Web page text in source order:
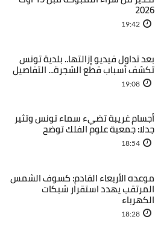
2026
19:42
بعد تداول فيديو إزالتها.. بلدية تونس
تكشف أسباب قطع الشجرة... التفاصيل
19:08
أجسام غريبة تضيء سماء تونس وتثير
جدلا: جمعية علوم الفلك توضح
18:54
موعده الأربعاء القادم: كسوف الشمس
المرتقب يهدد استقرار شبكات
الكهرباء
18:28